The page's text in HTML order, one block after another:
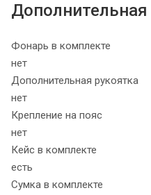
Фонарь в комплекте
нет
Дополнительная рукоятка
нет
Крепление на пояс
нет
Кейс в комплекте
есть
Сумка в комплекте